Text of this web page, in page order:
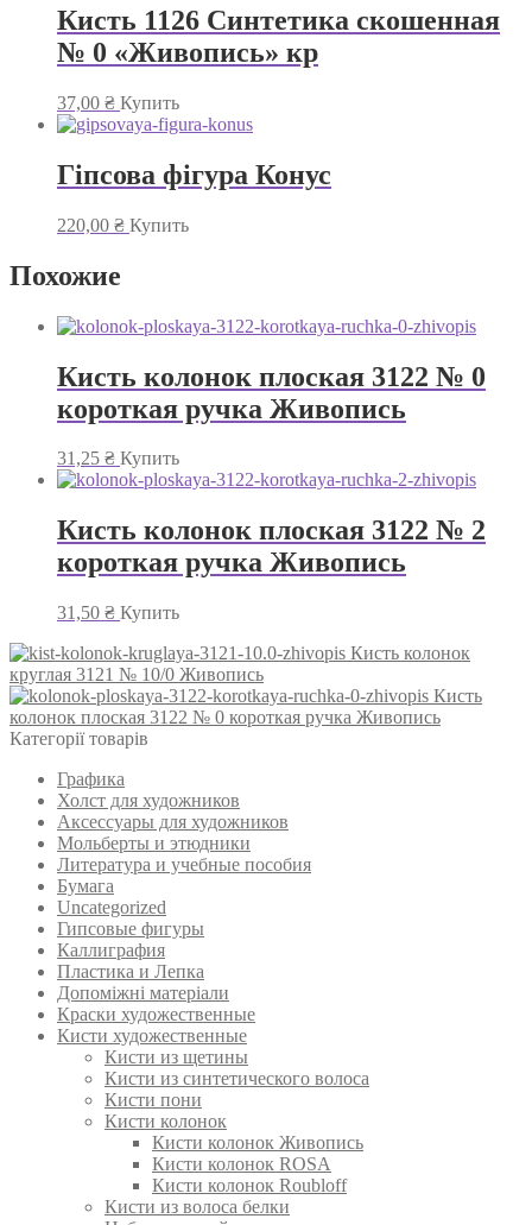
Кисть 1126 Синтетика скошенная
№ 0 «Живопись» кр
37,00 ₴ Купить
Гіпсова фігура Конус
220,00 ₴ Купить
Похожие
Кисть колонок плоская 3122 № 0
короткая ручка Живопись
31,25 ₴ Купить
Кисть колонок плоская 3122 № 2
короткая ручка Живопись
31,50 ₴ Купить
Кисть колонок
круглая 3121 № 10/0 Живопись
Кисть
колонок плоская 3122 № 0 короткая ручка Живопись
Категорії товарів
Графика
Холст для художников
Аксессуары для художников
Мольберты и этюдники
Литература и учебные пособия
Бумага
Uncategorized
Гипсовые фигуры
Каллиграфия
Пластика и Лепка
Допоміжні матеріали
Краски художественные
Кисти художественные
Кисти из щетины
Кисти из синтетического волоса
Кисти пони
Кисти колонок
Кисти колонок Живопись
Кисти колонок ROSA
Кисти колонок Roubloff
Кисти из волоса белки